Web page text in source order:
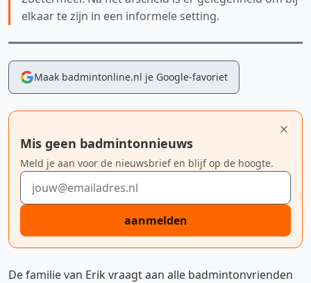
elkaar te zijn in een informele setting.
Maak badmintonline.nl je Google-favoriet
Mis geen badmintonnieuws
Meld je aan voor de nieuwsbrief en blijf op de hoogte.
E-mailadres
aanmelden
De familie van Erik vraagt aan alle badmintonvrienden